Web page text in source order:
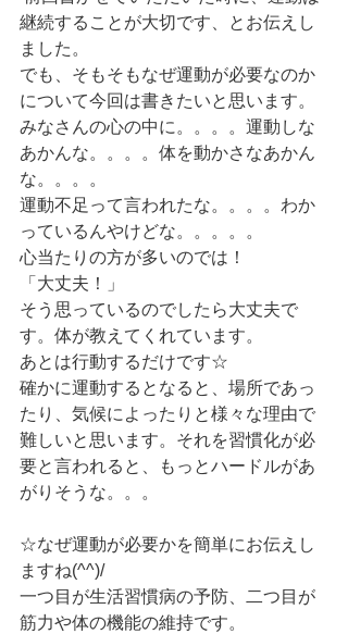
継続することが大切です、とお伝えし
ました。
でも、そもそもなぜ運動が必要なのか
について今回は書きたいと思います。
みなさんの心の中に。。。。運動しな
あかんな。。。。体を動かさなあかん
な。。。。
運動不足って言われたな。。。。わか
っているんやけどな。。。。。
心当たりの方が多いのでは！
「大丈夫！」
そう思っているのでしたら大丈夫で
す。体が教えてくれています。
あとは行動するだけです☆
確かに運動するとなると、場所であっ
たり、気候によったりと様々な理由で
難しいと思います。それを習慣化が必
要と言われると、もっとハードルがあ
がりそうな。。。
☆なぜ運動が必要かを簡単にお伝えし
ますね(^^)/
一つ目が生活習慣病の予防、二つ目が
筋力や体の機能の維持です。